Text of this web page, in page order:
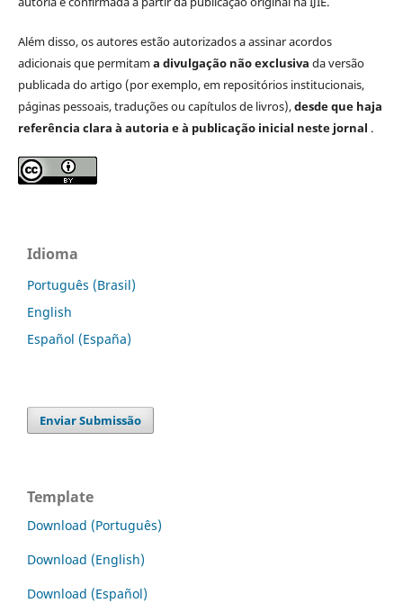
Além disso, os autores estão autorizados a assinar acordos
adicionais que permitama divulgação não exclusiva da versão
publicada do artigo (por exemplo, em repositórios institucionais,
páginas pessoais, traduções ou capítulos de livros),desde que haja
referência clara à autoria e à publicação inicial neste jornal .
Idioma
Português (Brasil)
English
Español (España)
Enviar Submissão
Template
Download (Português)
Download (English)
Download (Español)